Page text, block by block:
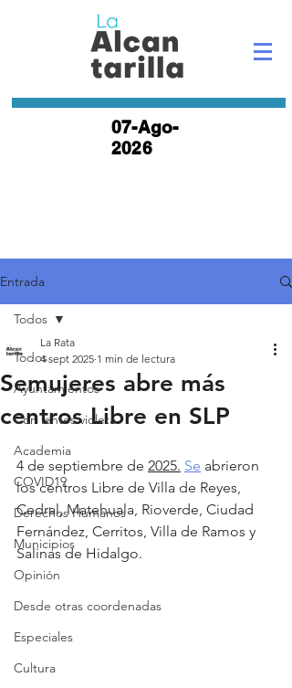
07-Ago-
2026
Entrada
Todos
Ayuntamientos
Con lentes violeta
Academia
COVID19
Derechos Humanos
Municipios
Opinión
Desde otras coordenadas
Especiales
Cultura
Todos
Semujeres abre más
centros Libre en SLP
La Rata
4 sept 2025 1 min de lectura
4 de septiembre de 2025. Se abrieron
los centros Libre de Villa de Reyes,
Cedral, Matehuala, Rioverde, Ciudad
Fernández, Cerritos, Villa de Ramos y
Salinas de Hidalgo.